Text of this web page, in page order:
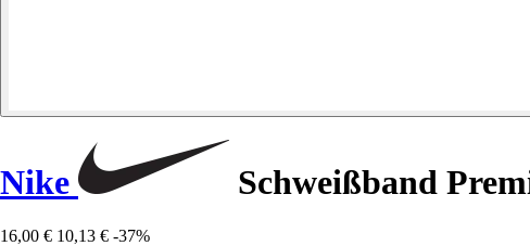
Nike Schweißband
16,00 € 10,13 € -37%